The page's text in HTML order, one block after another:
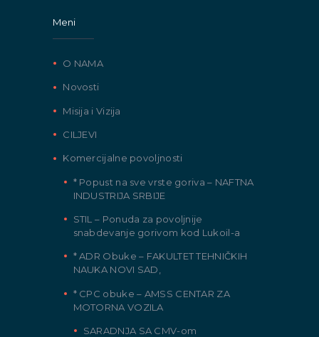
Meni
O NAMA
Novosti
Misija i Vizija
CILJEVI
Komercijalne povoljnosti
* Popust na sve vrste goriva – NAFTNA
INDUSTRIJA SRBIJE
STIL – Ponuda za povoljnije
snabdevanje gorivom kod Lukoil-a
* ADR Obuke – FAKULTET TEHNIČKIH
NAUKA NOVI SAD,
* CPC obuke – AMSS CENTAR ZA
MOTORNA VOZILA
SARADNJA SA CMV-om